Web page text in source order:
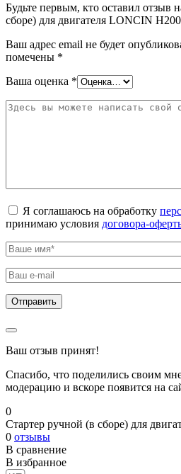
Будьте первым, кто оставил отзыв
сборе) для двигателя LONCIN
Ваш адрес email не будет
помечены *
Ваша оценка *
Я соглашаюсь на обработку
принимаю условия договора-
Ваш отзыв принят!
Спасибо, что поделились своим
модерацию и вскоре появится на
0
Стартер ручной (в сборе) для
0 отзывы
В сравнение
В избранное